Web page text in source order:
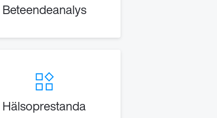
Beteendeanalys
Hälsoprestanda